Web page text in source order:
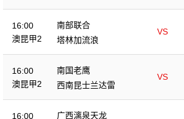
16:00
澳昆甲2
南部联合
VS
塔林加流浪
16:00
澳昆甲2
南国老鹰
VS
西南昆士兰达雷
16:00 广西漓泉天龙